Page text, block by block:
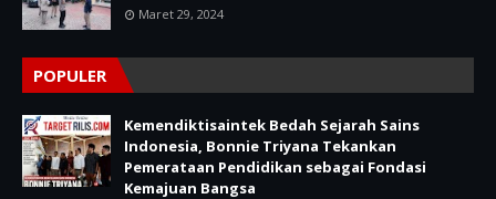
Maret 29, 2024
POPULER
Kemendiktisaintek Bedah Sejarah Sains
Indonesia, Bonnie Triyana Tekankan
Pemerataan Pendidikan sebagai Fondasi
Kemajuan Bangsa